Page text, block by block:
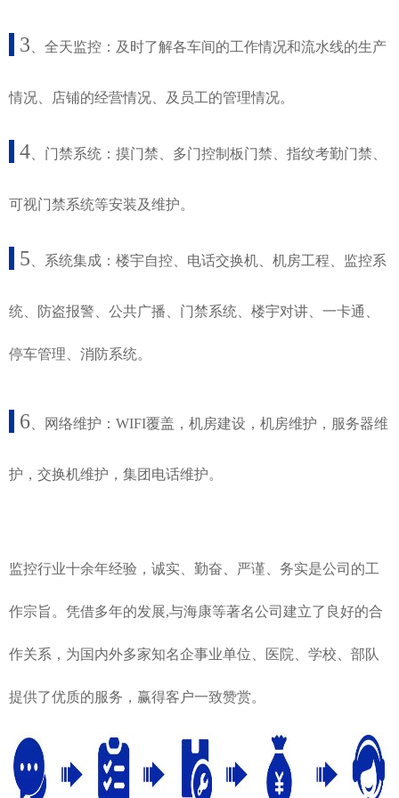
3 、全天监控：及时了解各车间的工作情况和流水线的生产
情况、店铺的经营情况、及员工的管理情况。
4 、门禁系统：摸门禁、多门控制板门禁、指纹考勤门禁、
可视门禁系统等安装及维护。
5 、系统集成：楼宇自控、电话交换机、机房工程、监控系
统、防盗报警、公共广播、门禁系统、楼宇对讲、一卡通、
停车管理、消防系统。
6 、网络维护：WIFI覆盖，机房建设，机房维护，服务器维
护，交换机维护，集团电话维护。
监控行业十余年经验，诚实、勤奋、严谨、务实是公司的工
作宗旨。凭借多年的发展,与海康等著名公司建立了良好的合
作关系，为国内外多家知名企事业单位、医院、学校、部队
提供了优质的服务，赢得客户一致赞赏。